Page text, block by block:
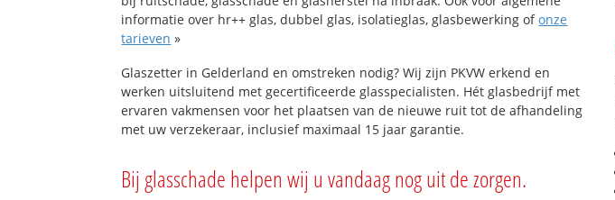
informatie over hr++ glas, dubbel glas, isolatieglas, glasbewerking ofonze
tarieven »
Glaszetter in Gelderland en omstreken nodig? Wij zijn PKVW erkend en
werken uitsluitend met gecertificeerde glasspecialisten. Hét glasbedrijf met
ervaren vakmensen voor het plaatsen van de nieuwe ruit tot de afhandeling
met uw verzekeraar, inclusief maximaal 15 jaar garantie.
Bij glasschade helpen wij u vandaag nog uit de zorgen.